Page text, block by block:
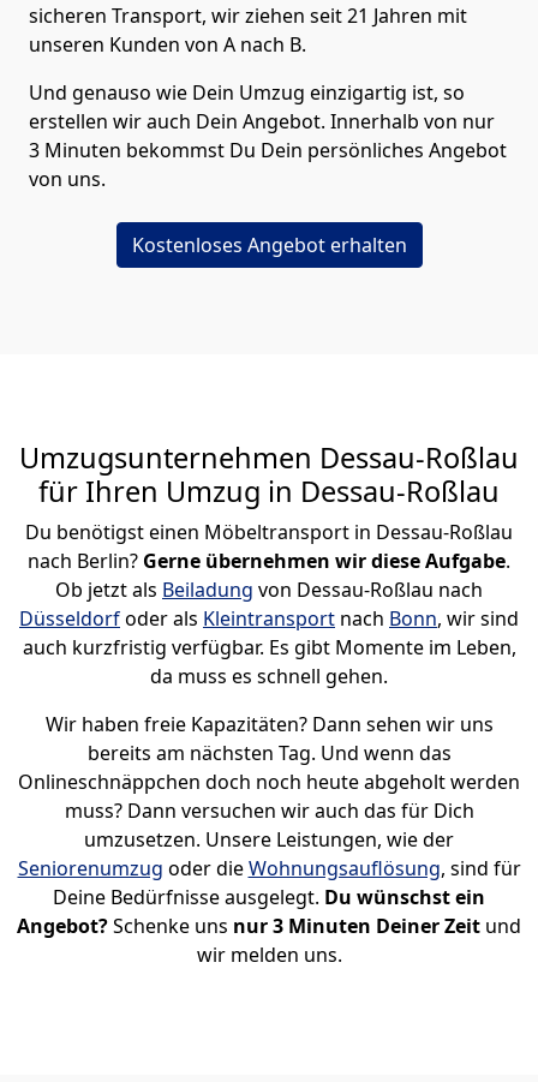
sicheren Transport, wir ziehen seit 21 Jahren mit
unseren Kunden von A nach B.
Und genauso wie Dein Umzug einzigartig ist, so
erstellen wir auch Dein Angebot. Innerhalb von nur
3 Minuten bekommst Du Dein persönliches Angebot
von uns.
Kostenloses Angebot erhalten
Umzugsunternehmen Dessau-Roßlau
für Ihren Umzug in Dessau-Roßlau
Du benötigst einen Möbeltransport in Dessau-Roßlau
nach Berlin? Gerne übernehmen wir diese Aufgabe.
Ob jetzt als Beiladung von Dessau-Roßlau nach
Düsseldorfoder als Kleintransport nach Bonn, wir sind
auch kurzfristig verfügbar. Es gibt Momente im Leben,
da muss es schnell gehen.
Wir haben freie Kapazitäten? Dann sehen wir uns
bereits am nächsten Tag. Und wenn das
Onlineschnäppchen doch noch heute abgeholt werden
muss? Dann versuchen wir auch das für Dich
umzusetzen. Unsere Leistungen, wie der
Seniorenumzug oder dieWohnungsauflösung, sind für
Deine Bedürfnisse ausgelegt. Du wünschst ein
Angebot?Schenke uns nur 3 Minuten Deiner Zeit und
wir melden uns.